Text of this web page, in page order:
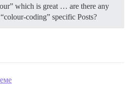
which is great … are there any
coding” specific Posts?